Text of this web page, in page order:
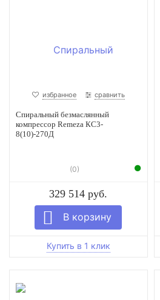
избранное сравнить
Спиральный безмаслянный
компрессор Remeza КС3-
8(10)-270Д
(0)
329 514 руб.